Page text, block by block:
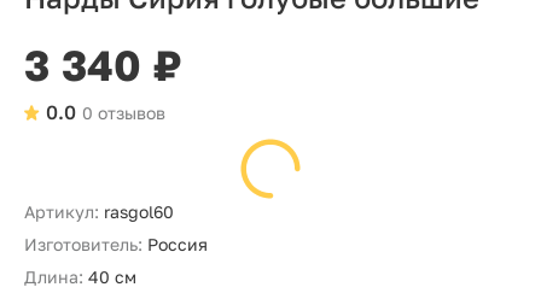
3 340 ₽
0 отзывов
0.0
Артикул: rasgol60
Изготовитель: Россия
Длина: 40 см